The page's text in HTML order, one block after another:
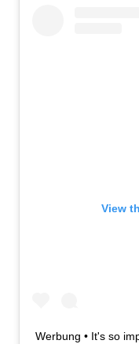
View
Werbung • It's so